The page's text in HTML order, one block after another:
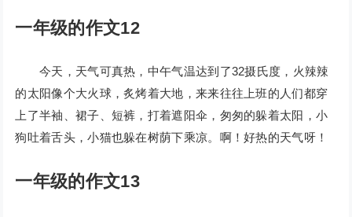
一年级的作文12
今天，天气可真热，中午气温达到了32摄氏度，火辣辣
的太阳像个大火球，炙烤着大地，来来往往上班的人们都穿
上了半袖、裙子、短裤，打着遮阳伞，匆匆的躲着太阳，小
狗吐着舌头，小猫也躲在树荫下乘凉。啊！好热的天气呀！
一年级的作文13